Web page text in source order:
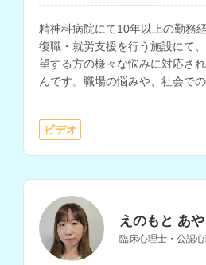
精神科病院にて10年以上の勤務
復職・就労支援を行う施設にて
望する方の様々な悩みに対応さ
んです。職場の悩みや、社会で
ビデオ
えのもと あや
臨床心理士・公認